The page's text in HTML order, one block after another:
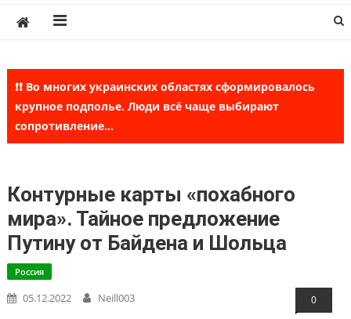
❗❗ Во многих украинских областях сформировалось
крупное подполье. Люди всё чаще выбирают
сопротивление...
Контурные карты «похабного
мира». Тайное предложение
Путину от Байдена и Шольца
Россия
05.12.2022 Neill003 0